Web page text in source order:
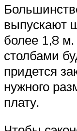
выпускают
более 1,8
столбами
придется
нужного
плату.